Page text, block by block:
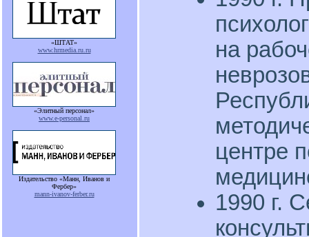
«ШТАТ»
www.hrmedia.ru.ru
«Элитный персонал»
www.e-personal.ru
Издательство «Манн, Иванов и
Фербер»
mann-ivanov-ferber.ru
на
центре
1990 г.